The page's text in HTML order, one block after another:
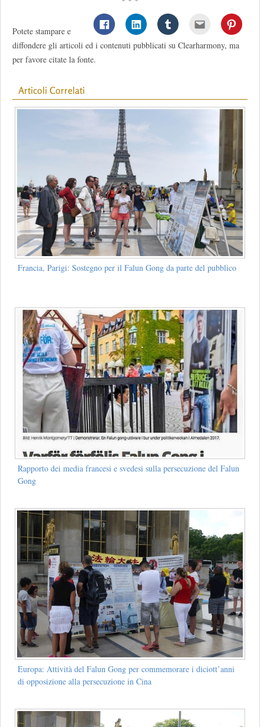
Potete stampare e
diffondere gli articoli ed i contenuti pubblicati su Clearharmony, ma
per favore citate la fonte.
Articoli Correlati
Francia, Parigi: Sostegno per il Falun Gong da parte del pubblico
Rapporto dei media francesi e svedesi sulla persecuzione del Falun
Gong
Europa: Attività del Falun Gong per commemorare i diciott’anni
di opposizione alla persecuzione in Cina